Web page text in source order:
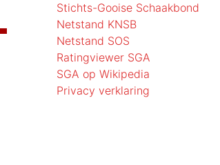
Stichts-Gooise Schaakbond
Netstand KNSB
Netstand SOS
Ratingviewer SGA
SGA op Wikipedia
Privacy verklaring